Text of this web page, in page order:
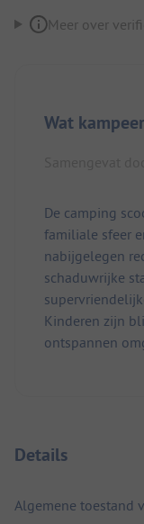
Meer over
Wat
De camping
familiale sfeer
nabijgelegen
schaduwrijke
Kinderen zijn
ontspannen
Details
Algemene toestand